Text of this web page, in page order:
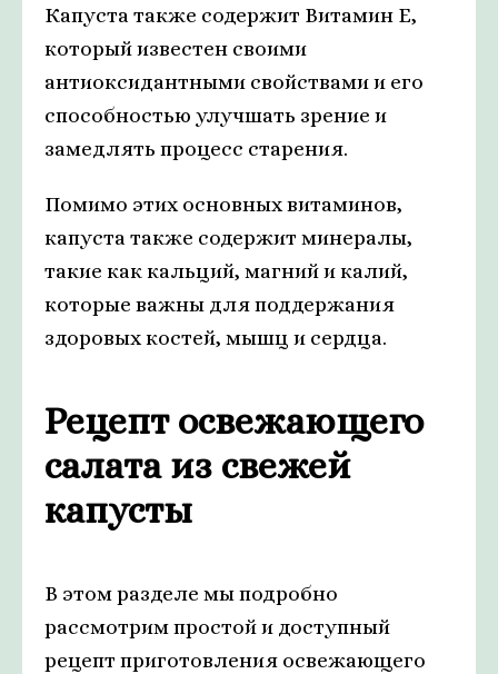
Капуста также содержит Витамин E,
который известен своими
антиоксидантными свойствами и его
способностью улучшать зрение и
замедлять процесс старения.
Помимо этих основных витаминов,
капуста также содержит минералы,
такие как кальций, магний и калий,
которые важны для поддержания
здоровых костей, мышц и сердца.
Рецепт освежающего
салата из свежей
капусты
В этом разделе мы подробно
рассмотрим простой и доступный
рецепт приготовления освежающего